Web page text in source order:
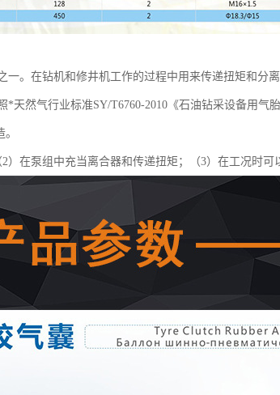
。在钻机和修井机工作的过程中用来传递扭矩和分
天然气行业标准SY/T6760-2010《石油钻采设备用气
在泵组中充当离合器和传递扭矩；（3）在工况时可